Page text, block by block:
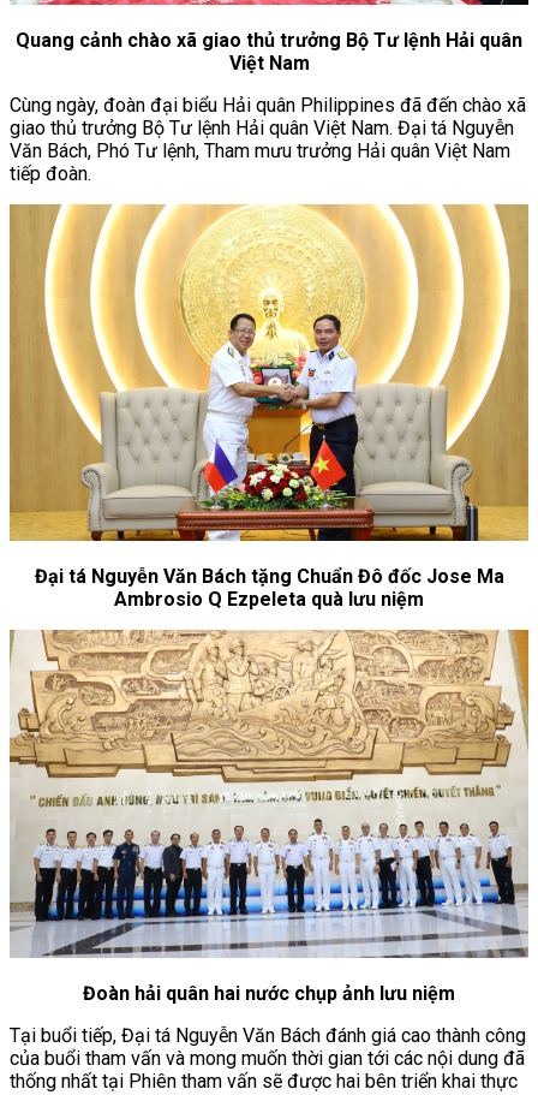
Quang cảnh chào xã giao thủ trưởng Bộ Tư lệnh Hải quân
Việt Nam
Cùng ngày, đoàn đại biểu Hải quân Philippines đã đến chào xã
giao thủ trưởng Bộ Tư lệnh Hải quân Việt Nam. Đại tá Nguyễn
Văn Bách, Phó Tư lệnh, Tham mưu trưởng Hải quân Việt Nam
tiếp đoàn.
Đại tá Nguyễn Văn Bách tặng Chuẩn Đô đốc Jose Ma
Ambrosio Q Ezpeleta quà lưu niệm
Đoàn hải quân hai nước chụp ảnh lưu niệm
Tại buổi tiếp, Đại tá Nguyễn Văn Bách đánh giá cao thành công
của buổi tham vấn và mong muốn thời gian tới các nội dung đã
thống nhất tại Phiên tham vấn sẽ được hai bên triển khai thực